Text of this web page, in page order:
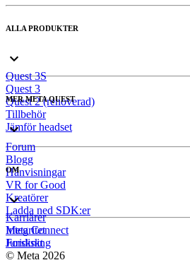
ALLA PRODUKTER
Quest 3S
Quest 3
Quest 2 (renoverad)
Tillbehör
Jämför headset
MER META QUEST
Forum
Blogg
Hänvisningar
VR for Good
Kreatörer
Ladda ned SDK:er
OM
Karriärer
Meta Connect
Forskning
Integritet
Juridiskt
© Meta 2026